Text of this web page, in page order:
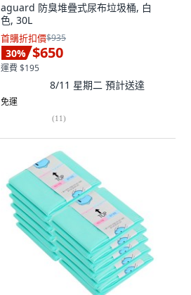
aguard 防臭堆疊式尿布垃圾桶, 白
色, 30L
首購折扣價$935
30% $650
運費 $195
8/11 星期二 預計送達
免運
(11)